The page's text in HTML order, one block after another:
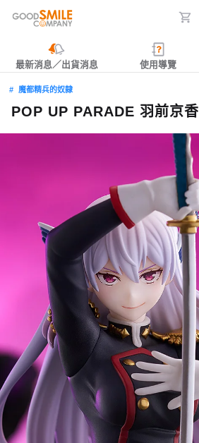
最新消息／出貨消息 使用導覽
魔都精兵的奴隸
POP UP PARADE 羽前京香